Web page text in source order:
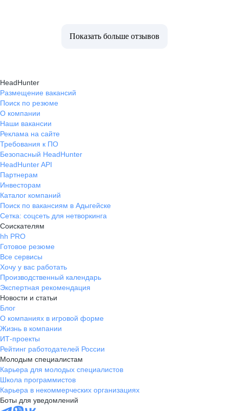
Показать больше отзывов
HeadHunter
Размещение вакансий
Поиск по резюме
О компании
Наши вакансии
Реклама на сайте
Требования к ПО
Безопасный HeadHunter
HeadHunter API
Партнерам
Инвесторам
Каталог компаний
Поиск по вакансиям в Адыгейске
Сетка: соцсеть для нетворкинга
Соискателям
hh PRO
Готовое резюме
Все сервисы
Хочу у вас работать
Производственный календарь
Экспертная рекомендация
Новости и статьи
Блог
О компаниях в игровой форме
Жизнь в компании
ИТ-проекты
Рейтинг работодателей России
Молодым специалистам
Карьера для молодых специалистов
Школа программистов
Карьера в некоммерческих организациях
Боты для уведомлений